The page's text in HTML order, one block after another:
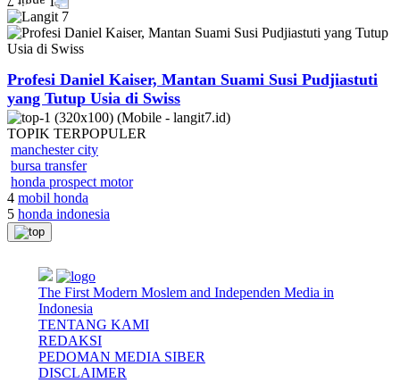
Profesi Daniel Kaiser, Mantan Suami Susi Pudjiastuti
yang Tutup Usia di Swiss
TOPIK TERPOPULER
manchester city
bursa transfer
honda prospect motor
4 mobil honda
5 honda indonesia
The First Modern Moslem and Independen Media in
Indonesia
TENTANG KAMI
REDAKSI
PEDOMAN MEDIA SIBER
DISCLAIMER